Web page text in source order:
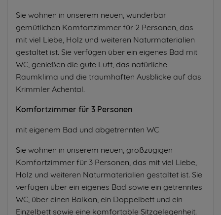
Sie wohnen in unserem neuen, wunderbar
gemütlichen Komfortzimmer für 2 Personen, das
mit viel Liebe, Holz und weiteren Naturmaterialien
gestaltet ist. Sie verfügen über ein eigenes Bad mit
WC, genießen die gute Luft, das natürliche
Raumklima und die traumhaften Ausblicke auf das
Krimmler Achental.
Komfortzimmer für 3 Personen
mit eigenem Bad und abgetrennten WC
Sie wohnen in unserem neuen, großzügigen
Komfortzimmer für 3 Personen, das mit viel Liebe,
Holz und weiteren Naturmaterialien gestaltet ist. Sie
verfügen über ein eigenes Bad sowie ein getrenntes
WC, über einen Balkon, ein Doppelbett und ein
Einzelbett sowie eine komfortable Sitzgelegenheit.